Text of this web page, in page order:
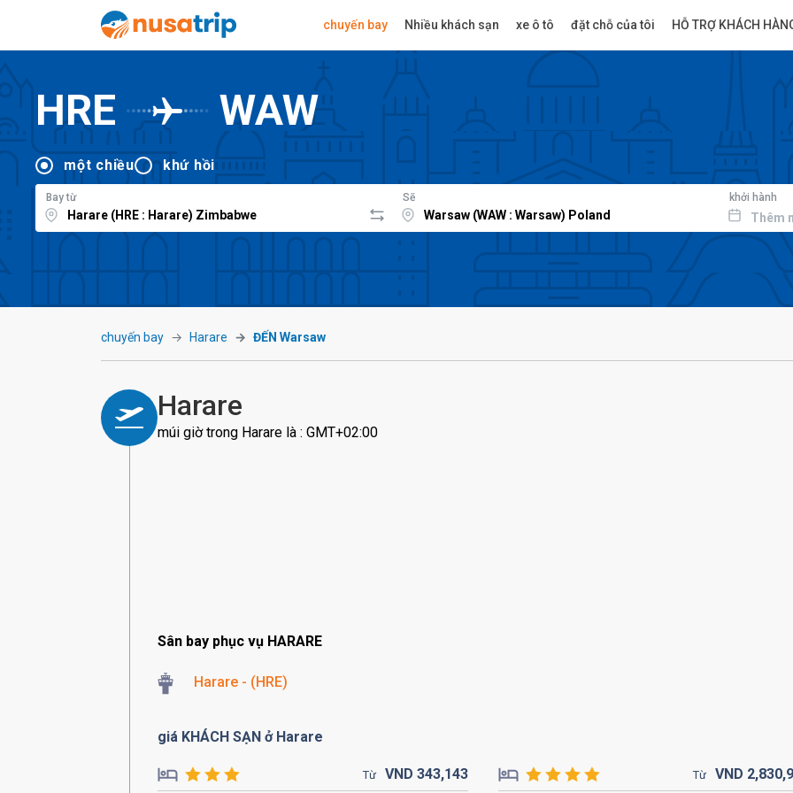
chuyến bay Nhiều khách sạn xe ô tô đặt chỗ của tôi HỖ TRỢ KHÁCH
HRE WAW
một chiều khứ hồi
Bay từ Sẽ khởi hành
Thêm
chuyến bay Harare ĐẾN Warsaw
Harare
múi giờ trong Harare là : GMT+02:00
Sân bay phục vụ HARARE
Harare - (HRE)
giá KHÁCH SẠN ở Harare
Từ VND343,143 Từ VND 2,830,